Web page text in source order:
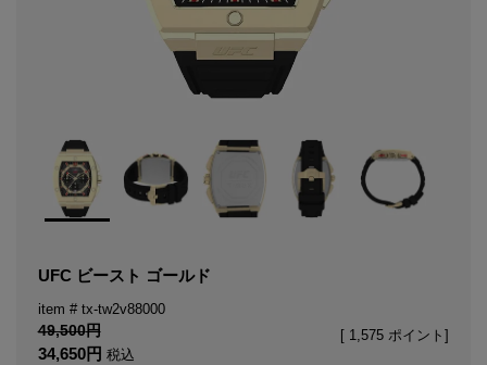
UFC ビースト ゴールド
tx-tw2v88000
49,500
34,650
税込
[ 1,575 ポイント]